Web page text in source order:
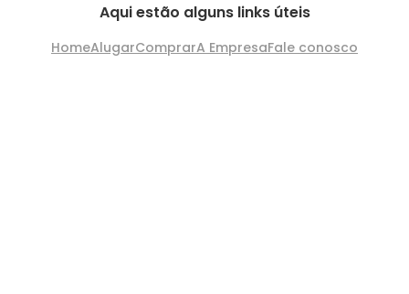
Aqui estão alguns links úteis
HomeAlugarComprarA EmpresaFale conosco